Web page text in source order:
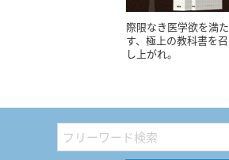
際限なき医学欲を満た
す、極上の教科書を召
し上がれ。